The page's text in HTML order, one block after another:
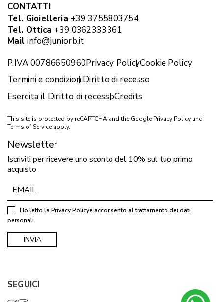
CONTATTI
Tel. Gioielleria +39 3755803754
Tel. Ottica +39 0362333361
Mail info@juniorb.it
P.IVA 00786650960Privacy PolicyCookie Policy
Termini e condizioniDiritto di recesso
Esercita il Diritto di recessoCredits
This site is protected by reCAPTCHA and the Google Privacy Policy and
Terms of Service apply.
Newsletter
Iscriviti per ricevere uno sconto del 10% sul tuo primo
acquisto
Ho letto la Privacy Policye acconsento al trattamento dei dati
personali
SEGUICI